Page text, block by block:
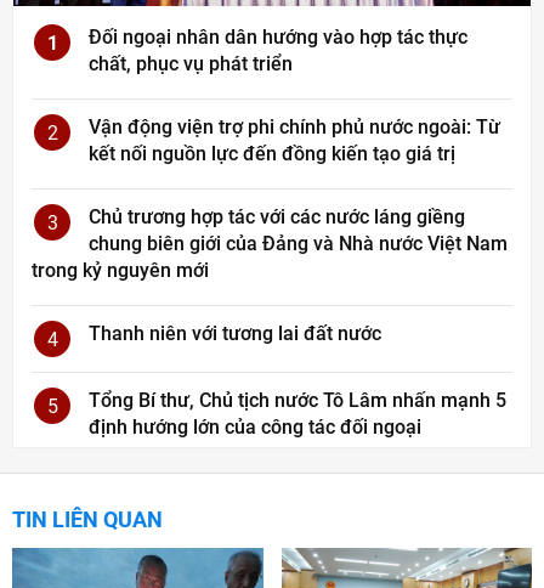
1
Đối ngoại nhân dân hướng vào hợp tác thực
chất, phục vụ phát triển
2
Vận động viện trợ phi chính phủ nước ngoài: Từ
kết nối nguồn lực đến đồng kiến tạo giá trị
3
Chủ trương hợp tác với các nước láng giềng
chung biên giới của Đảng và Nhà nước Việt Nam
trong kỷ nguyên mới
4 Thanh niên với tương lai đất nước
5
Tổng Bí thư, Chủ tịch nước Tô Lâm nhấn mạnh 5
định hướng lớn của công tác đối ngoại
TIN LIÊN QUAN